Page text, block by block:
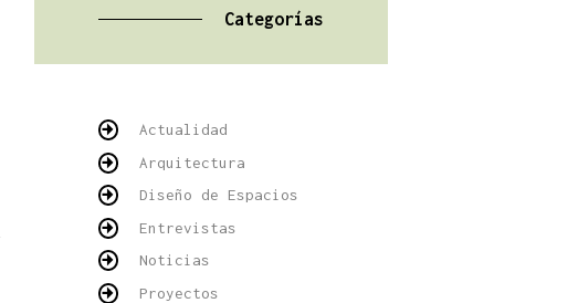
Categorías
Actualidad
Arquitectura
Diseño de Espacios
Entrevistas
Noticias
Proyectos